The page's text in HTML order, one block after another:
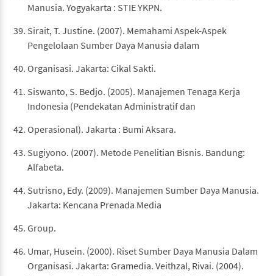
Manusia. Yogyakarta : STIE YKPN.
Sirait, T. Justine. (2007). Memahami Aspek-Aspek
Pengelolaan Sumber Daya Manusia dalam
Organisasi. Jakarta: Cikal Sakti.
Siswanto, S. Bedjo. (2005). Manajemen Tenaga Kerja
Indonesia (Pendekatan Administratif dan
Operasional). Jakarta : Bumi Aksara.
Sugiyono. (2007). Metode Penelitian Bisnis. Bandung:
Alfabeta.
Sutrisno, Edy. (2009). Manajemen Sumber Daya Manusia.
Jakarta: Kencana Prenada Media
Group.
Umar, Husein. (2000). Riset Sumber Daya Manusia Dalam
Organisasi. Jakarta: Gramedia. Veithzal, Rivai. (2004).